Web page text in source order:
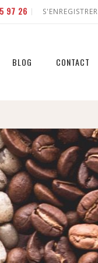
97 26 S'ENREGISTRER
BLOG CONTACT